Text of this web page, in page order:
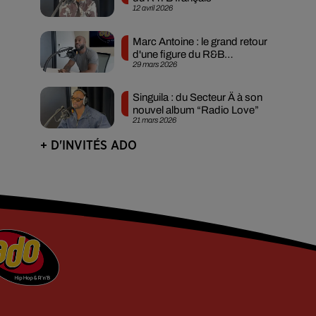
12 avril 2026
29 mars 2026
Marc Antoine : le grand retour
d'une figure du R&B
francophone
21 mars 2026
Singuila : du Secteur Ä à son
nouvel album “Radio Love”
+ D'INVITÉS ADO